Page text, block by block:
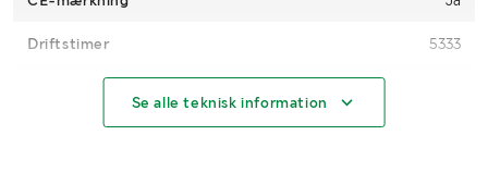
Driftstimer 5333
Brændstof
Se alle teknisk information